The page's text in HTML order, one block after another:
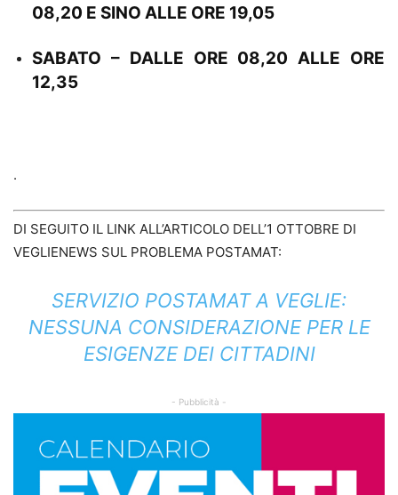
08,20 E SINO ALLE ORE 19,05
SABATO – DALLE ORE 08,20 ALLE ORE
12,35
.
DI SEGUITO IL LINK ALL’ARTICOLO DELL’1 OTTOBRE DI
VEGLIENEWS SUL PROBLEMA POSTAMAT:
SERVIZIO POSTAMAT A VEGLIE:
NESSUNA CONSIDERAZIONE PER LE
ESIGENZE DEI CITTADINI
- Pubblicità -